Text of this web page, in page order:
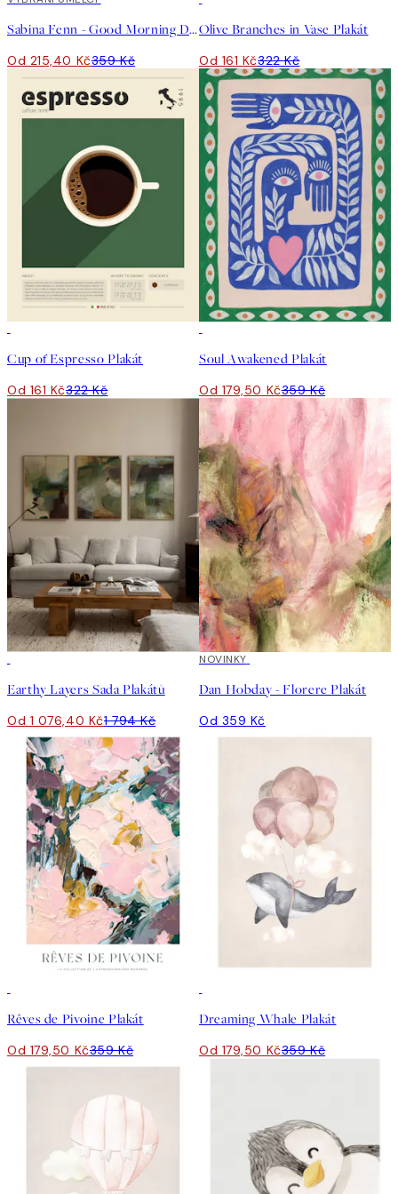
Sabina Fenn - Good Morning Dive Plakát
Od 215,40 Kč359 Kč
Olive Branches in Vase Plakát
Od 161 Kč322 Kč
Cup of Espresso Plakát
Od 161 Kč322 Kč
Soul Awakened Plakát
Od 179,50 Kč359 Kč
Earthy Layers Sada Plakátů
Od 1 076,40 Kč1 794 Kč
NOVINKY
Dan Hobday - Florere Plakát
Od 359 Kč
Rêves de Pivoine Plakát
Od 179,50 Kč359 Kč
Dreaming Whale Plakát
Od 179,50 Kč359 Kč